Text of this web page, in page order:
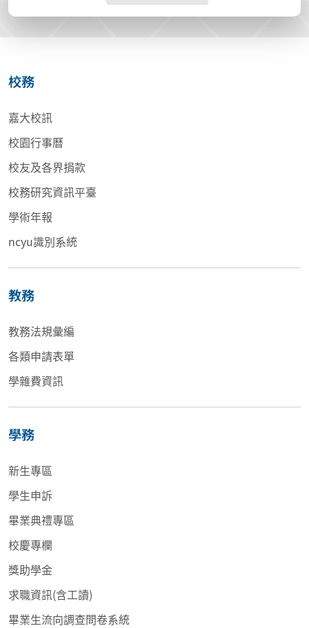
校務
嘉大校訊
校園行事曆
校友及各界捐款
校務研究資訊平臺
學術年報
ncyu識別系統
教務
教務法規彙編
各類申請表單
學雜費資訊
學務
新生專區
學生申訴
畢業典禮專區
校慶專欄
獎助學金
求職資訊(含工讀)
畢業生流向調查問卷系統